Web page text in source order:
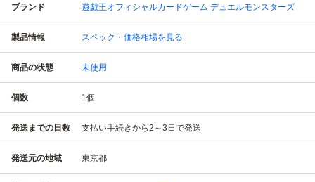
ブランド 遊戯王オフィシャルカードゲーム デュエルモンスターズ
製品情報 スペック・価格相場を見る
商品の状態 未使用
個数 1個
発送までの日数 支払い手続きから2～3日で発送
発送元の地域 東京都